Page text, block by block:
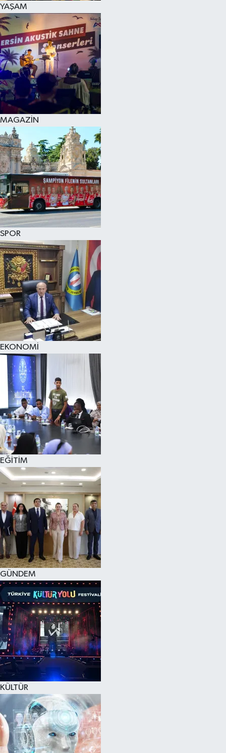
YAŞAM
MAGAZİN
SPOR
EKONOMİ
EĞİTİM
GÜNDEM
KÜLTÜR
SPOR
KÜLTÜR SANAT
FRAGMANLAR